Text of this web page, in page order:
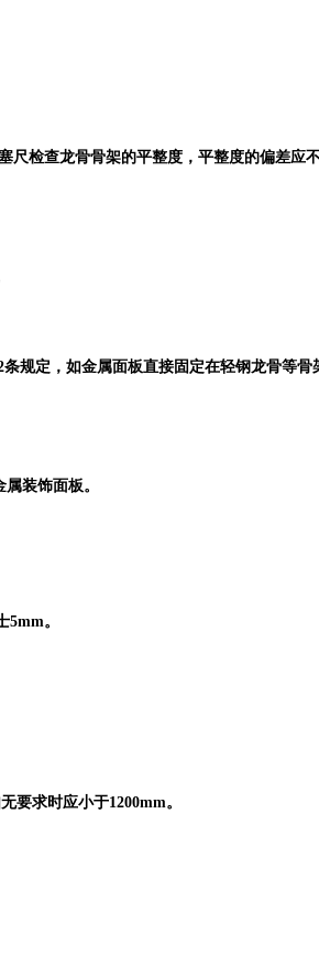
尺检查龙骨骨架的平整度，平整度的偏差应
规定，如金属面板直接固定在轻钢龙骨等骨
装饰面板。
。
要求时应小于1200mm。